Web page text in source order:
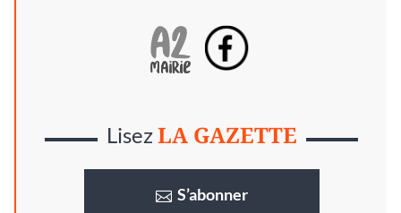
LisezLA GAZETTE
S’abonner